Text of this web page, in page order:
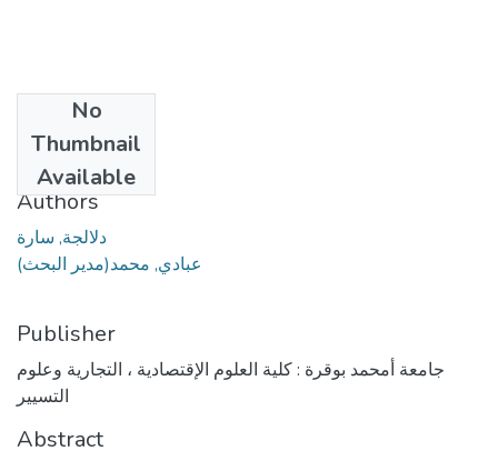
No
Thumbnail
Available
2023
Authors
دلالجة, سارة
عبادي, محمد(مدير البحث)
Publisher
جامعة أمحمد بوقرة : كلية العلوم الإقتصادية ، التجارية وعلوم
التسيير
Abstract